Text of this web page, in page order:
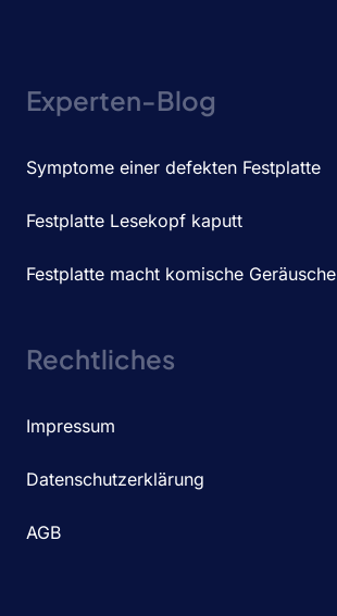
Experten-Blog
Symptome einer defekten Festplatte
Festplatte Lesekopf kaputt
Festplatte macht komische Geräusche
Rechtliches
Impressum
Datenschutzerklärung
AGB